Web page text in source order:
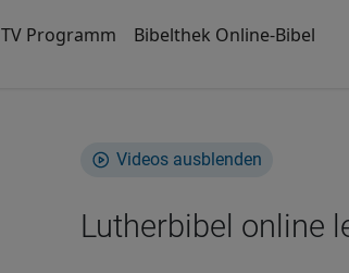
TV Programm Bibelthek Online-Bibel
Videos ausblenden
Lutherbibel online